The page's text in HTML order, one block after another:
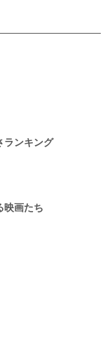
ランキング
映画たち